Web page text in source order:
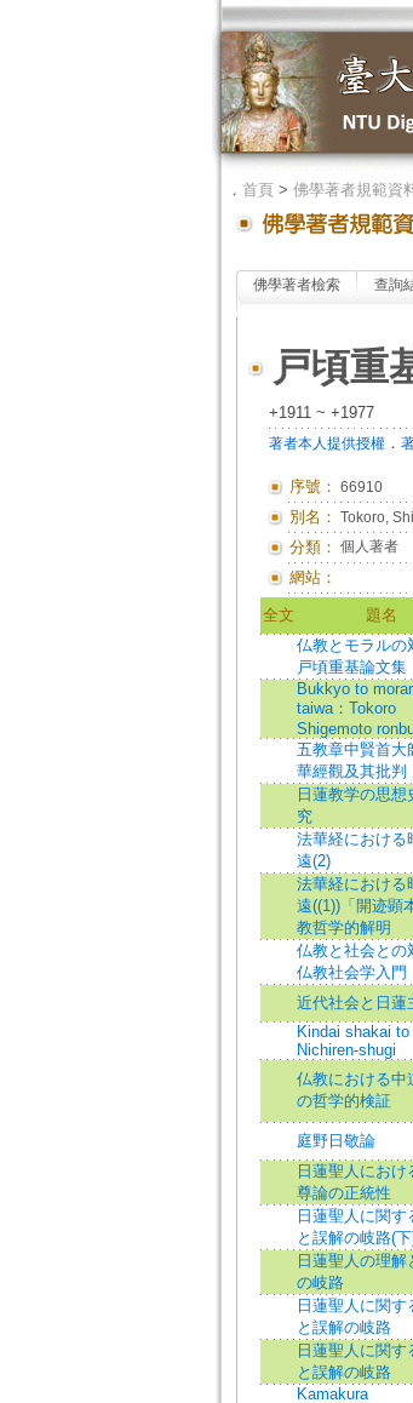
． 首頁> 佛學著者規範資
佛學著者檢索 查詢
戸頃重
+1911 ~ +1977
著者本人提供授權．
序號： 66910
別名： Tokoro,
分類： 個人著者
網站：
全文 題名
仏教とモラルの
戸頃重基論文集
Bukkyo to
taiwa：Tokoro
Shigemoto
五教章中賢首大
華經觀及其批判
日蓮教学の思想
究
法華経における
遠(2)
法華経における
遠((1))「開迹顕
教哲学的解明
仏教と社会との
仏教社会学入門
近代社会と日蓮
Kindai shakai to
Nichiren-shugi
仏教における中
の哲学的検証
庭野日敬論
日蓮聖人におけ
尊論の正統性
日蓮聖人に関す
と誤解の岐路(
日蓮聖人の理解
の岐路
日蓮聖人に関す
と誤解の岐路
日蓮聖人に関す
と誤解の岐路
Kamakura